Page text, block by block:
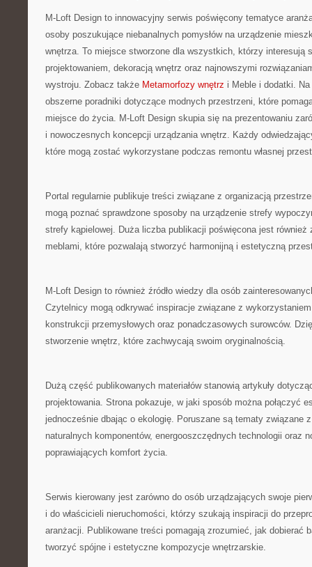
M-Loft Design to innowacyjny serwis poświęcony tematyce
osoby poszukujące niebanalnych pomysłów na urządzenie
wnętrza. To miejsce stworzone dla wszystkich, którzy interesują
projektowaniem, dekoracją wnętrz oraz najnowszymi
wystroju. Zobacz także Metamorfozy wnętrz i Meble i dodatki.
obszerne poradniki dotyczące modnych przestrzeni, które
miejsce do życia. M-Loft Design skupia się na prezentowaniu
i nowoczesnych koncepcji urządzania wnętrz. Każdy
które mogą zostać wykorzystane podczas remontu własnej
Portal regularnie publikuje treści związane z organizacją
mogą poznać sprawdzone sposoby na urządzenie strefy
strefy kąpielowej. Duża liczba publikacji poświęcona jest również
meblami, które pozwalają stworzyć harmonijną i estetyczną
M-Loft Design to również źródło wiedzy dla osób
Czytelnicy mogą odkrywać inspiracje związane z wykorzystaniem
konstrukcji przemysłowych oraz ponadczasowych surowców.
stworzenie wnętrz, które zachwycają swoim oryginalnością.
Dużą część publikowanych materiałów stanowią artykuły
projektowania. Strona pokazuje, w jaki sposób można połączyć
jednocześnie dbając o ekologię. Poruszane są tematy związane
naturalnych komponentów, energooszczędnych technologii oraz
poprawiających komfort życia.
Serwis kierowany jest zarówno do osób urządzających swoje
i do właścicieli nieruchomości, którzy szukają inspiracji do
aranżacji. Publikowane treści pomagają zrozumieć, jak dobierać
tworzyć spójne i estetyczne kompozycje wnętrzarskie.